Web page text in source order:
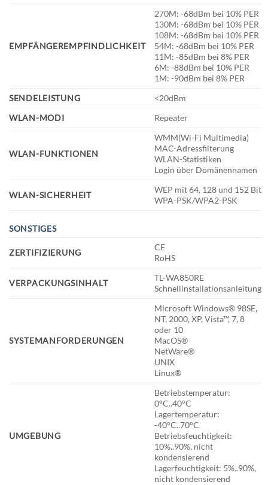
EMPFÄNGEREMPFINDLICHKEIT
270M: -68dBm bei 10% PER
130M: -68dBm bei 10% PER
108M: -68dBm bei 10% PER
54M: -68dBm bei 10% PER
11M: -85dBm bei 8% PER
6M: -88dBm bei 10% PER
1M: -90dBm bei 8% PER
SENDELEISTUNG
<20dBm
WLAN-MODI
Repeater
WLAN-FUNKTIONEN
WMM(Wi-Fi Multimedia)
MAC-Adressfilterung
WLAN-Statistiken
Login über Domänennamen
WLAN-SICHERHEIT
WEP mit 64, 128 und 152 Bit
WPA-PSK/WPA2-PSK
SONSTIGES
ZERTIFIZIERUNG
CE
RoHS
VERPACKUNGSINHALT
TL-WA850RE
Schnellinstallationsanleitung
SYSTEMANFORDERUNGEN
Microsoft Windows® 98SE,
NT, 2000, XP, Vista™, 7, 8
oder 10
MacOS®
NetWare®
UNIX
Linux®
UMGEBUNG
Betriebstemperatur:
0°C..40°C
Lagertemperatur:
-40°C..70°C
Betriebsfeuchtigkeit:
10%..90%, nicht
kondensierend
Lagerfeuchtigkeit: 5%..90%,
nicht kondensierend